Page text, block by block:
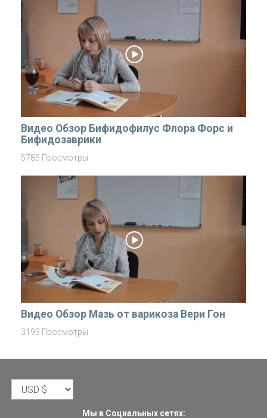
Видео Обзор Бифидофилус Флора Форс и
Бифидозаврики
5785 Просмотры
Видео Обзор Мазь от варикоза Вери Гон
3193 Просмотры
Мы в Социальных сетях: